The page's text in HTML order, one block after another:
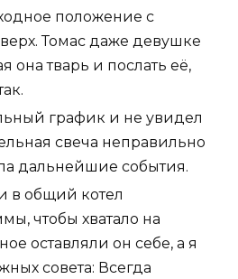
положение с
Томас даже девушке
она тварь и послать её,
график и не увидел
свеча неправильно
дальнейшие события.
в общий котел
чтобы хватало на
оставляли он себе, а я
совета: Всегда